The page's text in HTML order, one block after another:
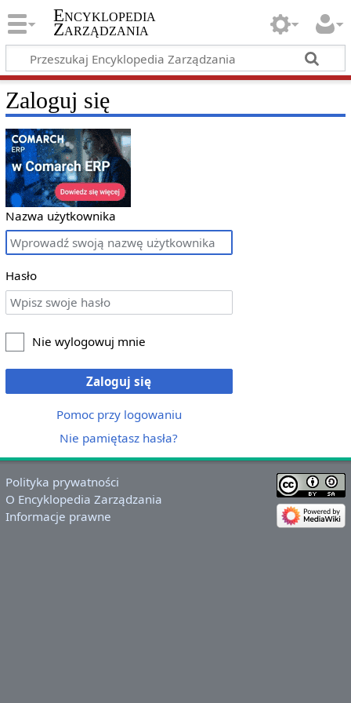
Encyklopedia
Zarządzania
Zaloguj się
Nazwa użytkownika
Hasło
Nie wylogowuj mnie
Zaloguj się
Pomoc przy logowaniu
Nie pamiętasz hasła?
Polityka prywatności
O Encyklopedia Zarządzania
Informacje prawne